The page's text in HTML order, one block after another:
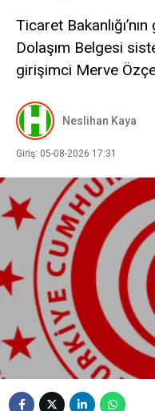
Ticaret
Dolaşım Belgesi
girişimci Merve
Neslihan Kaya
Giriş: 05-08-2026 17:31